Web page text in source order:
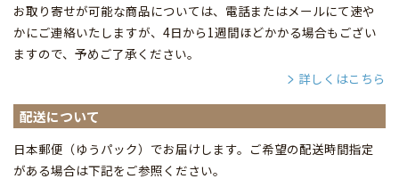
お取り寄せが可能な商品については、電話またはメールにて速や
かにご連絡いたしますが、4日から1週間ほどかかる場合もござい
ますので、予めご了承ください。
詳しくはこちら
配送について
日本郵便（ゆうパック）でお届けします。ご希望の配送時間指定
がある場合は下記をご参照ください。